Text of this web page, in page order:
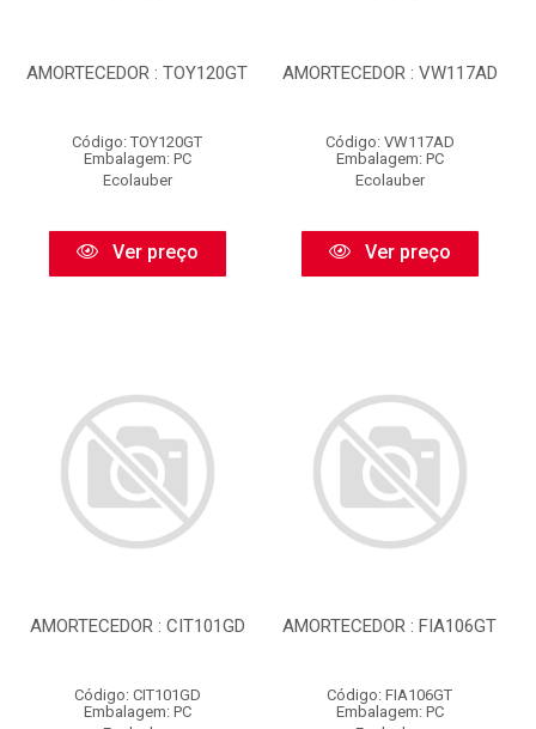
AMORTECEDOR : TOY120GT
Código: TOY120GT
Embalagem: PC
Ecolauber
Ver preço
AMORTECEDOR : VW117AD
Código: VW117AD
Embalagem: PC
Ecolauber
Ver preço
AMORTECEDOR : CIT101GD
Código: CIT101GD
Embalagem: PC
AMORTECEDOR : FIA106GT
Código: FIA106GT
Embalagem: PC